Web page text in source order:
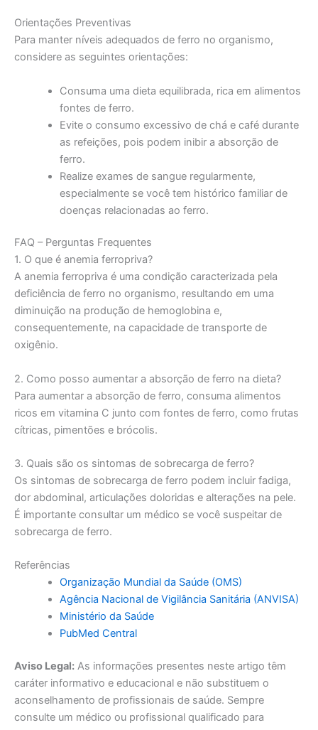
Orientações Preventivas
Para manter níveis adequados de ferro no organismo,
considere as seguintes orientações:
Consuma uma dieta equilibrada, rica em alimentos
fontes de ferro.
Evite o consumo excessivo de chá e café durante
as refeições, pois podem inibir a absorção de
ferro.
Realize exames de sangue regularmente,
especialmente se você tem histórico familiar de
doenças relacionadas ao ferro.
FAQ – Perguntas Frequentes
1. O que é anemia ferropriva?
A anemia ferropriva é uma condição caracterizada pela
deficiência de ferro no organismo, resultando em uma
diminuição na produção de hemoglobina e,
consequentemente, na capacidade de transporte de
oxigênio.
2. Como posso aumentar a absorção de ferro na dieta?
Para aumentar a absorção de ferro, consuma alimentos
ricos em vitamina C junto com fontes de ferro, como frutas
cítricas, pimentões e brócolis.
3. Quais são os sintomas de sobrecarga de ferro?
Os sintomas de sobrecarga de ferro podem incluir fadiga,
dor abdominal, articulações doloridas e alterações na pele.
É importante consultar um médico se você suspeitar de
sobrecarga de ferro.
Referências
Organização Mundial da Saúde (OMS)
Agência Nacional de Vigilância Sanitária (ANVISA)
Ministério da Saúde
PubMed Central
Aviso Legal: As informações presentes neste artigo têm
caráter informativo e educacional e não substituem o
aconselhamento de profissionais de saúde. Sempre
consulte um médico ou profissional qualificado para